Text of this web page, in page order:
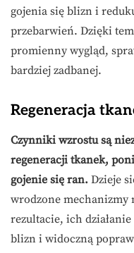
gojenia się blizn i
przebarwień. Dzięki
promienny wygląd,
bardziej zadbanej.
Regeneracja
Czynniki wzrostu są
regeneracji tkanek,
gojenie się ran. Dzieje
wrodzone mechanizmy
rezultacie, ich
blizn i widoczną